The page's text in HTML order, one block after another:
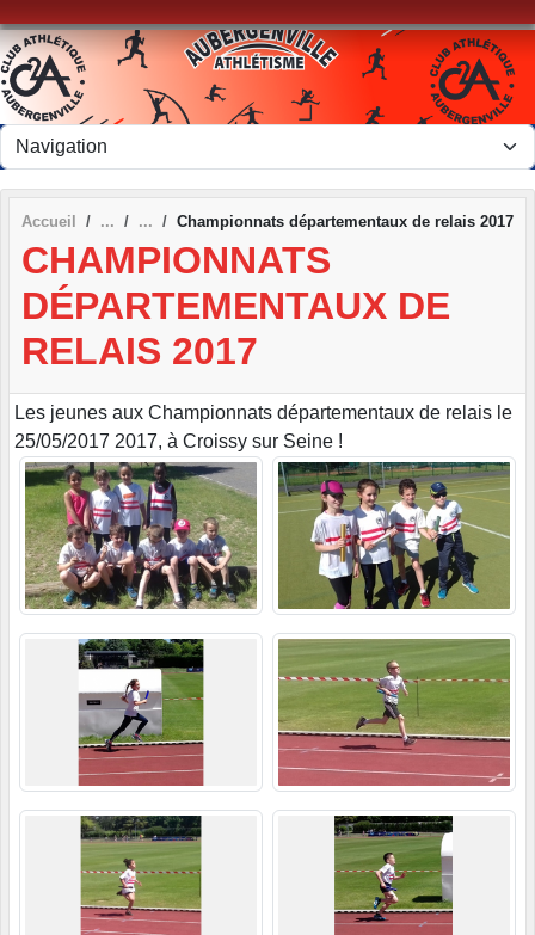
Accueil Championnats départementaux de relais 2017
CHAMPIONNATS
DÉPARTEMENTAUX DE
RELAIS 2017
Les jeunes aux Championnats départementaux de relais le
25/05/2017 2017, à Croissy sur Seine !